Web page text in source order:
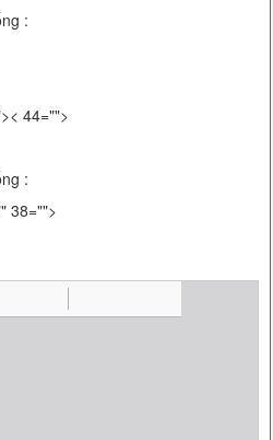
:
44="">
:
38="">